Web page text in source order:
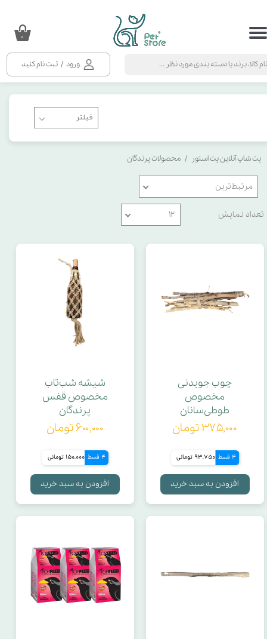
ورود / ثبت نام کنید
حساب کاربری من
سفارشات
۰
پت شاپ آنلاین پت استور محصولات پرندگان
مرتبط‌ترین
تعداد نمایش ۱۲
چوب جویدنی
مخصوص
طوطی‌سانان
۳۷۵,۰۰۰ تومان
4 قسط 93,750 تومانی
افزودن به سبد خرید
شیشه شب‌تاب
مخصوص قفس
پرندگان
۶۰۰,۰۰۰ تومان
4 قسط 150,000 تومانی
افزودن به سبد خرید